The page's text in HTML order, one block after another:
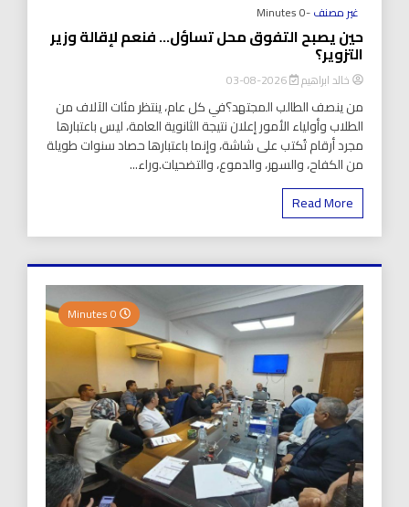
غير مصنف-0 Minutes
حين يصبح التفوق محل تساؤل… فنعم لإقالة وزير
التزوير؟
خالد ابراهيم 2026-08-03
من ينصف الطالب المجتهد؟في كل عام، ينتظر مئات الآلاف من
الطلاب وأولياء الأمور إعلان نتيجة الثانوية العامة، ليس باعتبارها
مجرد أرقام تُكتب على شاشة، وإنما باعتبارها حصاد سنوات طويلة
من الكفاح، والسهر، والدموع، والتضحيات.وراء...
Read More